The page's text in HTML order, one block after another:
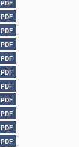
PDF
PDF
PDF
PDF
PDF
PDF
PDF
PDF
PDF
PDF
PDF